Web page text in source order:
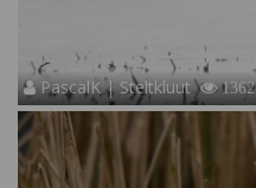
PascalK | Steltkluut 1362